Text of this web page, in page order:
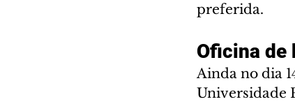
preferida.
Oficina de
Ainda no dia
Universidade